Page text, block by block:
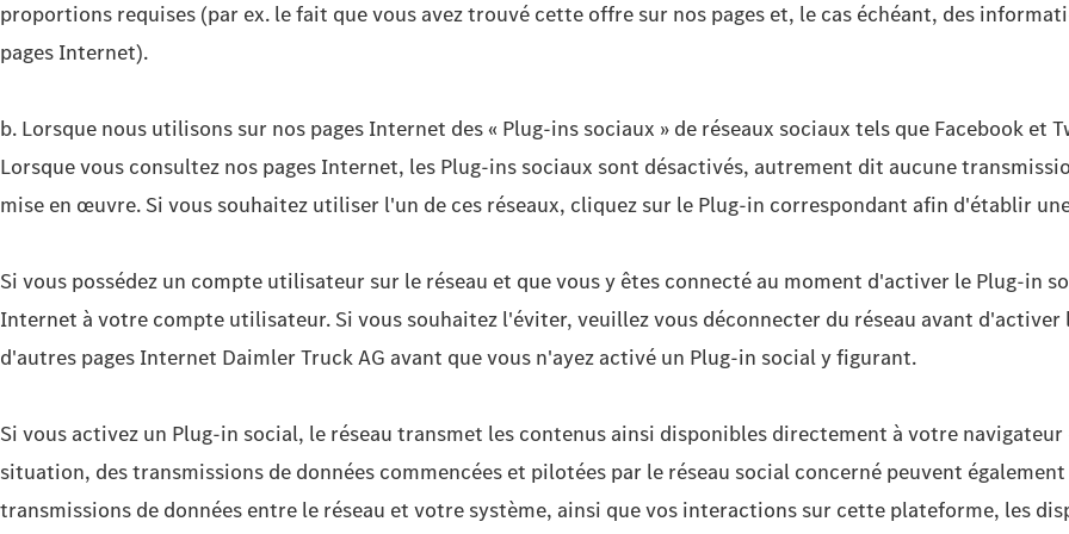
proportions requises (par ex. le fait que vous avez trouvé cette offre sur nos pages et, le cas échéant, des
pages Internet).
b. Lorsque nous utilisons sur nos pages Internet des « Plug-ins sociaux » de réseaux sociaux tels que Facebook
Lorsque vous consultez nos pages Internet, les Plug-ins sociaux sont désactivés, autrement dit aucune
mise en œuvre. Si vous souhaitez utiliser l'un de ces réseaux, cliquez sur le Plug-in correspondant afin d'établir
Si vous possédez un compte utilisateur sur le réseau et que vous y êtes connecté au moment d'activer le Plug-in
Internet à votre compte utilisateur. Si vous souhaitez l'éviter, veuillez vous déconnecter du réseau avant
d'autres pages Internet Daimler Truck AG avant que vous n'ayez activé un Plug-in social y figurant.
Si vous activez un Plug-in social, le réseau transmet les contenus ainsi disponibles directement à votre
situation, des transmissions de données commencées et pilotées par le réseau social concerné peuvent
transmissions de données entre le réseau et votre système, ainsi que vos interactions sur cette plateforme, les